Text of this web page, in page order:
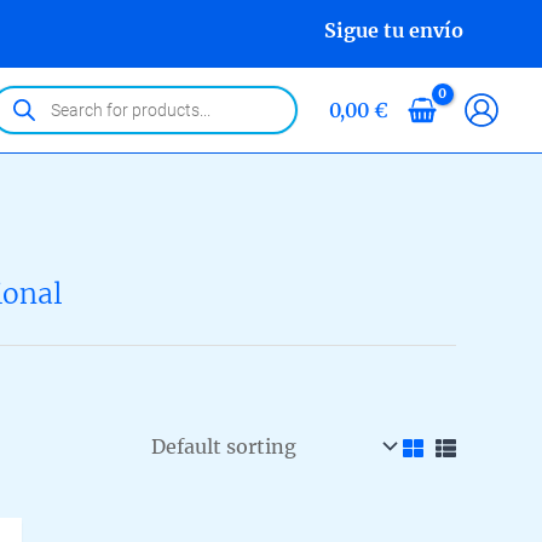
Sigue tu envío
0,00 €